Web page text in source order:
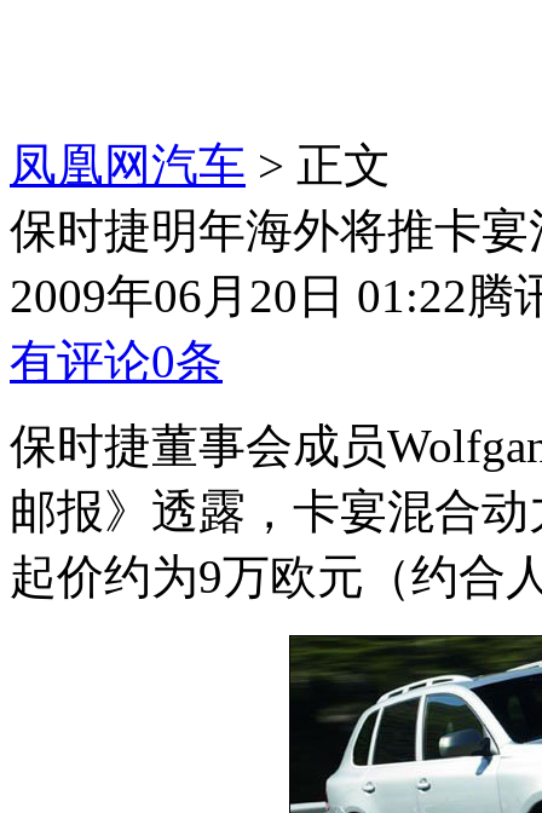
凤凰网汽车 > 正文
保时捷明年海外将推卡
2009年06月20日 01:22腾
有评论0条
保时捷董事会成员
邮报》透露，卡宴混合
起价约为9万欧元（约合